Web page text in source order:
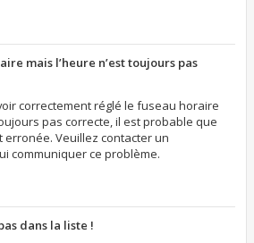
mais l’heure n’est toujours pas
correctement réglé le fuseau horaire
pas correcte, il est probable que
erronée. Veuillez contacter un
communiquer ce problème.
dans la liste !